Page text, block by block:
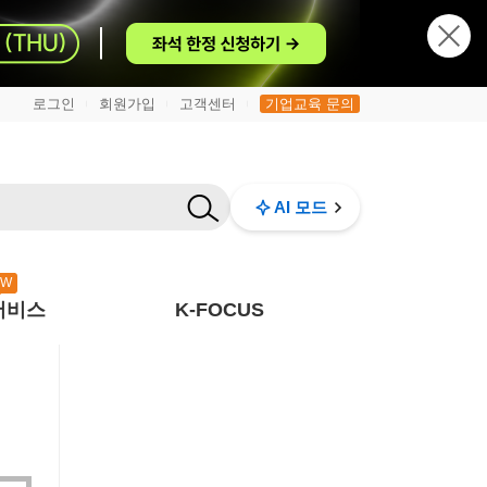
로그인 회원가입 고객센터 기업교육 문의
AI 모드
비스 K-FOCUS